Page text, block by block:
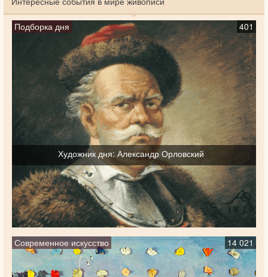
Подборка дня 401
Художник дня: Александр Орловский
Современное искусство 14 021